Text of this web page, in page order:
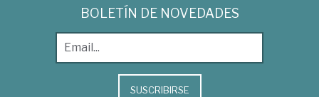
BOLETÍN DE NOVEDADES
SUSCRIBIRSE